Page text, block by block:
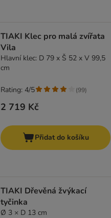
TIAKI Klec pro malá zvířata
Vila
Hlavní klec: D 79 x Š 52 x V 99,5
cm
2 719 Kč
Rating: 4/5 (99)
Přidat do košíku
TIAKI Dřevěná žvýkací
tyčinka
Ø 3 × D 13 cm